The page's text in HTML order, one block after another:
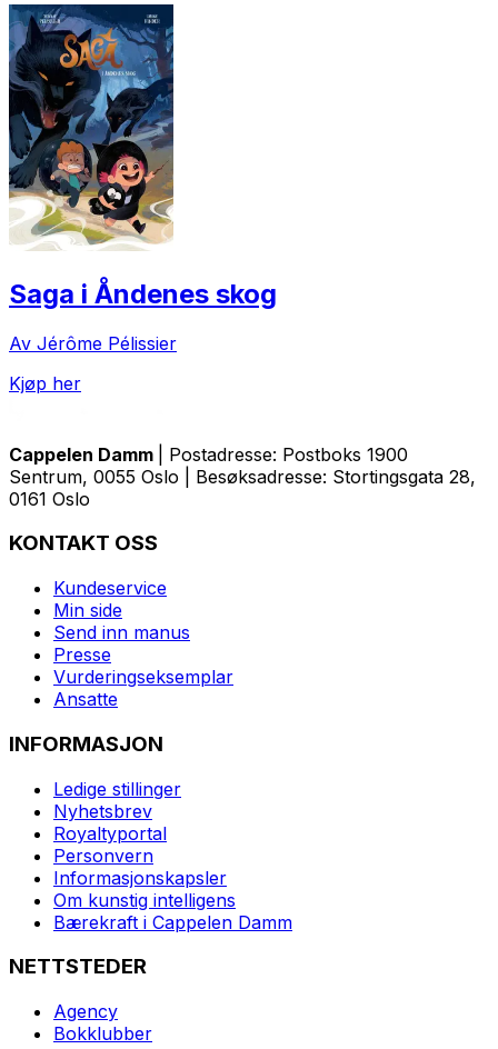
Saga i Åndenes skog
Av Jérôme Pélissier
Kjøp her
Cappelen Damm
| Postadresse: Postboks 1900
Sentrum, 0055 Oslo | Besøksadresse: Stortingsgata 28,
0161 Oslo
KONTAKT OSS
Kundeservice
Min side
Send inn manus
Presse
Vurderingseksemplar
Ansatte
INFORMASJON
Ledige stillinger
Nyhetsbrev
Royaltyportal
Personvern
Informasjonskapsler
Om kunstig intelligens
Bærekraft i Cappelen Damm
NETTSTEDER
Agency
Bokklubber